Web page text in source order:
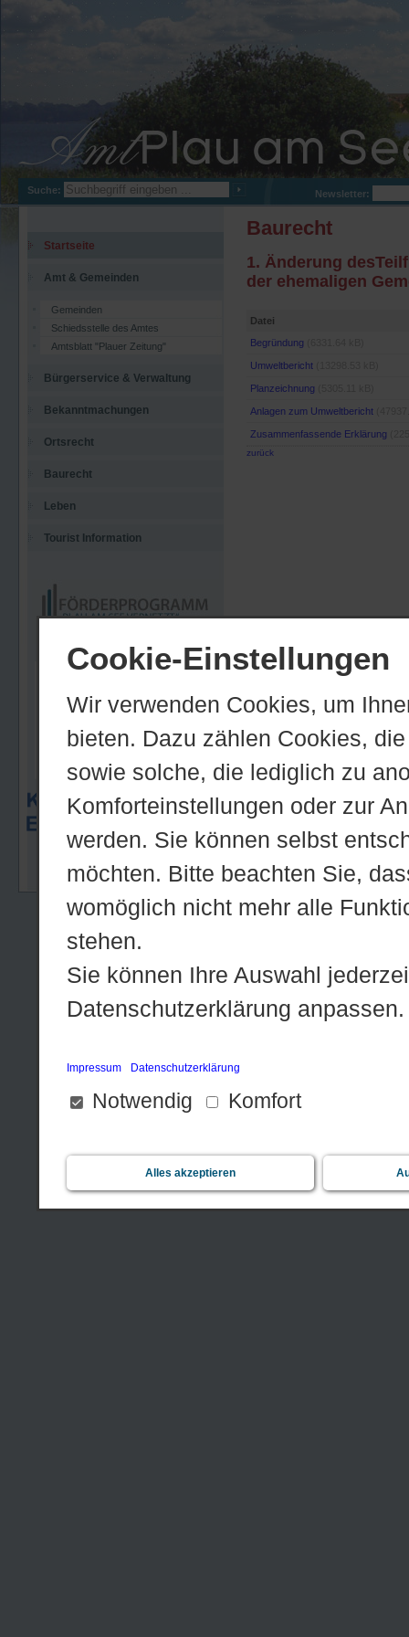
Cookie-Einstellungen
Wir verwenden Cookies, um
bieten. Dazu zählen Cookies,
sowie solche, die lediglich zu
Komforteinstellungen oder zur
werden. Sie können selbst
möchten. Bitte beachten Sie,
womöglich nicht mehr alle
stehen.
Sie können Ihre Auswahl
Datenschutzerklärung anpassen.
Impressum Datenschutzerklärung
Notwendig Komfort
Alles akzeptieren
Suche: Newsletter:
Startseite
Amt & Gemeinden
Gemeinden
Schiedsstelle des Amtes
Amtsblatt "Plauer Zeitung"
Bürgerservice & Verwaltung
Bekanntmachungen
Ortsrecht
Baurecht
Leben
Tourist Information
Baurecht
1. Änderung
der ehemaligen
Datei
Begründung
Umweltbericht
Planzeichnung
Anlagen zum Umweltbericht
Zusammenfassende Erklärung
zurück
Startseite |